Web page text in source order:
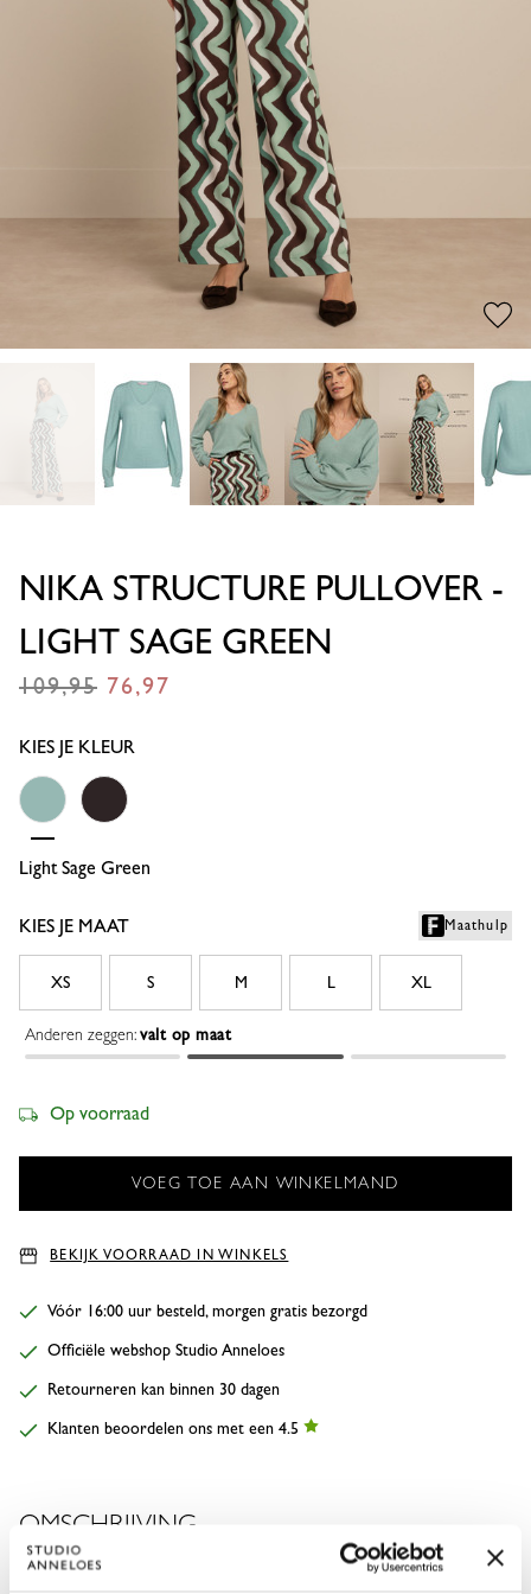
NIKA STRUCTURE PULLOVER -
LIGHT SAGE GREEN
109,95 76,97
KIES JE KLEUR
Light Sage Green
Espresso
KIES JE MAAT Maathulp
XS S M L XL
Anderen zeggen:valt op maat
Op voorraad
BEKIJK VOORRAAD IN WINKELS
Vóór 16:00 uur besteld, morgen gratis bezorgd
Officiële webshop Studio Anneloes
Retourneren kan binnen 30 dagen
Klanten beoordelen ons met een 4.5
OMSCHRIJVING